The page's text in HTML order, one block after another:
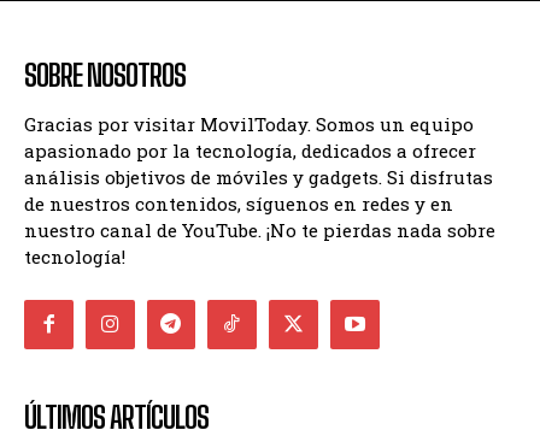
SOBRE NOSOTROS
Gracias por visitar MovilToday. Somos un equipo
apasionado por la tecnología, dedicados a ofrecer
análisis objetivos de móviles y gadgets. Si disfrutas
de nuestros contenidos, síguenos en redes y en
nuestro canal de YouTube. ¡No te pierdas nada sobre
tecnología!
ÚLTIMOS ARTÍCULOS